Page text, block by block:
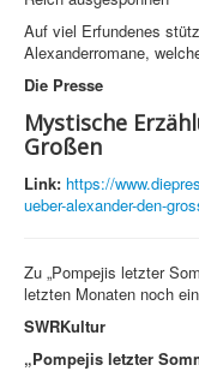
Auf viel Erfundenes
Alexanderromane,
Die Presse
Mystische
Großen
Link: https://
ueber-alexander-den-
Zu „Pompejis letzter
letzten Monaten noch
SWRKultur
„Pompejis letzter